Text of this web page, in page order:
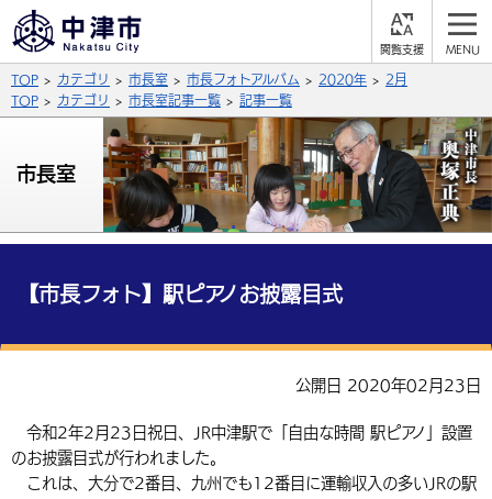
支
背景色
青 白
文字の大きさ
拡大 標準 縮小
言語を選択
英語（English） 中国語（簡体字）
公式SNS
X (Twitter) YouTube
サイト内検索
総合メニュー
保険・年金
福祉・介護 健康・予防
税金
入札・契約 産業・雇用
農林水産業 税金
子育て・教育
施設情報 子どもを預ける
観光・移住
TOP カテゴリ 市長室 市長フォトアルバム 2020年
2月
TOP
カテゴリ 市長室記事一覧 記事一覧
市長室
【市長フォト】駅ピアノお披露目式
公開日 2020年02月23日
令和2年2月23日祝日、JR中津駅で「自由な時間 駅ピアノ」設置
のお披露目式が行われました。
これは、大分で2番目、九州でも12番目に運輸収入の多いJRの駅